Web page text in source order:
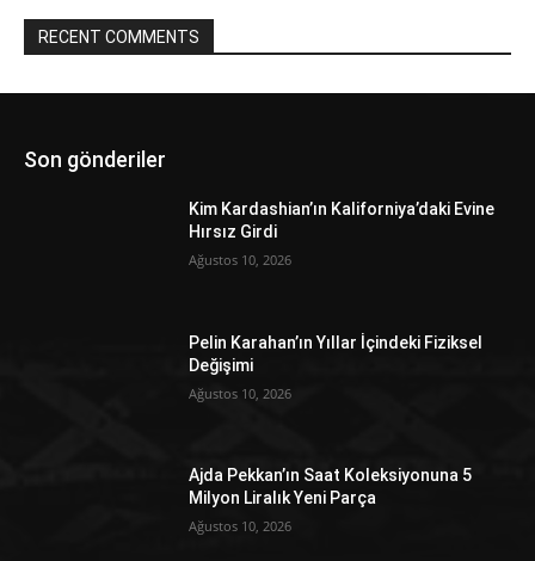
RECENT COMMENTS
Son gönderiler
Kim Kardashian’ın Kaliforniya’daki Evine
Hırsız Girdi
Ağustos 10, 2026
Pelin Karahan’ın Yıllar İçindeki Fiziksel
Değişimi
Ağustos 10, 2026
Ajda Pekkan’ın Saat Koleksiyonuna 5
Milyon Liralık Yeni Parça
Ağustos 10, 2026